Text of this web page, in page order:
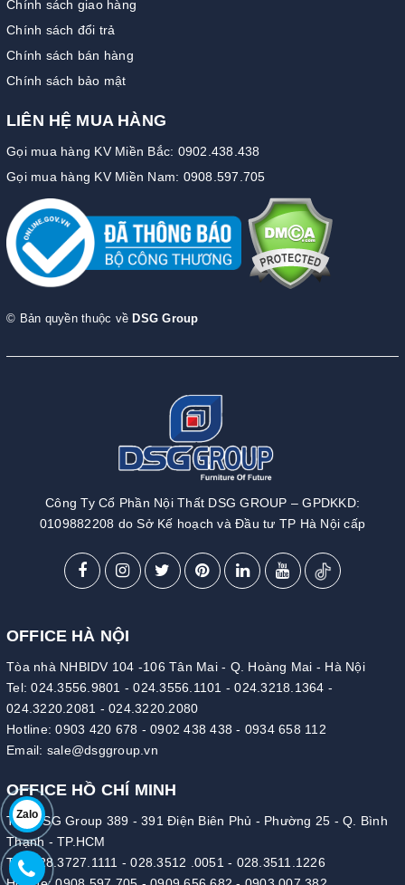
Zalo
Chính sách giao hàng
Chính sách đổi trả
Chính sách bán hàng
Chính sách bảo mật
LIÊN HỆ MUA HÀNG
Gọi mua hàng KV Miền Bắc: 0902.438.438
Gọi mua hàng KV Miền Nam: 0908.597.705
© Bản quyền thuộc về DSG Group
Công Ty Cổ Phần Nội Thất DSG GROUP – GPDKKD:
0109882208 do Sở Kế hoạch và Đầu tư TP Hà Nội cấp
OFFICE HÀ NỘI
Tòa nhà NHBIDV 104 -106 Tân Mai - Q. Hoàng Mai - Hà Nội
Tel:024.3556.9801 -024.3556.1101 -024.3218.1364 -
024.3220.2081 - 024.3220.2080
Hotline:0903 420 678 - 0902 438 438 - 0934 658 112
Email: sale@dsggroup.vn
OFFICE HỒ CHÍ MINH
Tòa DSG Group 389 - 391 Điện Biên Phủ - Phường 25 - Q. Bình
Thạnh - TP.HCM
Tel:
028.3727.1111 -028.3512 .0051 - 028.3511.1226